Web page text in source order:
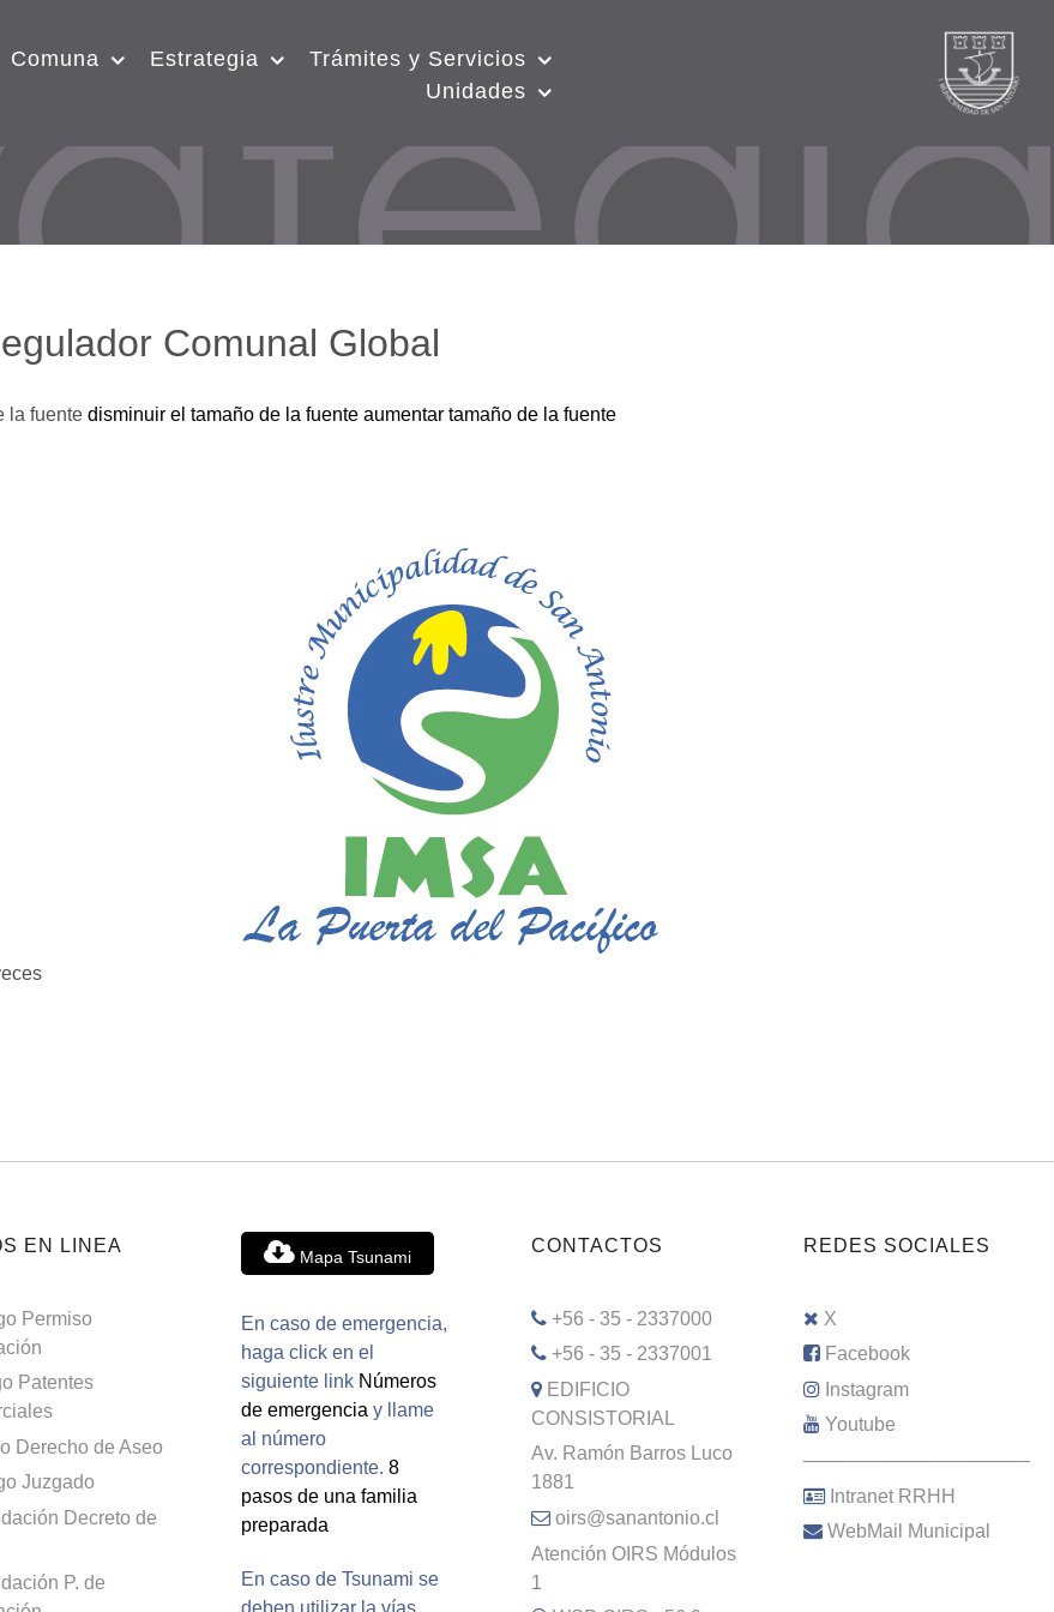
Comuna Estrategia
Trámites y Servicios
Unidades
Comunal Global
la fuente disminuir el tamaño de la fuente aumentar tamaño de la fuente
EN LINEA
Permiso
Patentes
Derecho de Aseo
Juzgado
Decreto de
P. de
Mapa Tsunami
En caso de emergencia,
haga click en el
siguiente link Números
de emergencia y llame
al número
correspondiente. 8
pasos de una familia
preparada
En caso de Tsunami se
deben utilizar la vías
CONTACTOS
+56 - 35 - 2337000
+56 - 35 - 2337001
EDIFICIO
CONSISTORIAL
Av. Ramón Barros Luco
1881
oirs@sanantonio.cl
Atención OIRS Módulos
1
REDES SOCIALES
X
Facebook
Instagram
Youtube
–––––––––––––––––––––
Intranet RRHH
WebMail Municipal